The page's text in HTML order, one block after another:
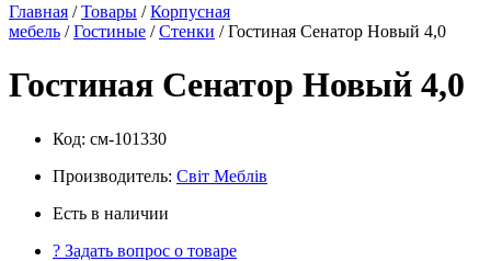
Главная /Товары /Корпусная
мебель /Гостиные /Стенки / Гостиная Сенатор Новый 4,0
Гостиная Сенатор Новый 4,0
Код: см-101330
Производитель: Свiт Меблiв
Есть в наличии
? Задать вопрос о товаре